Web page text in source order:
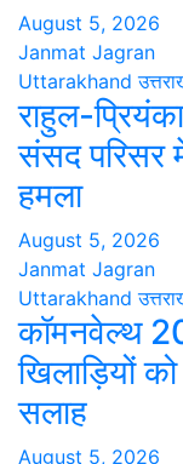
August 5, 2026
Janmat Jagran
Uttarakhand
राहुल-
संसद परिसर
हमला
August 5, 2026
Janmat Jagran
Uttarakhand
कॉमनवेल्थ
खिलाड़ियों
सलाह
August 5, 2026